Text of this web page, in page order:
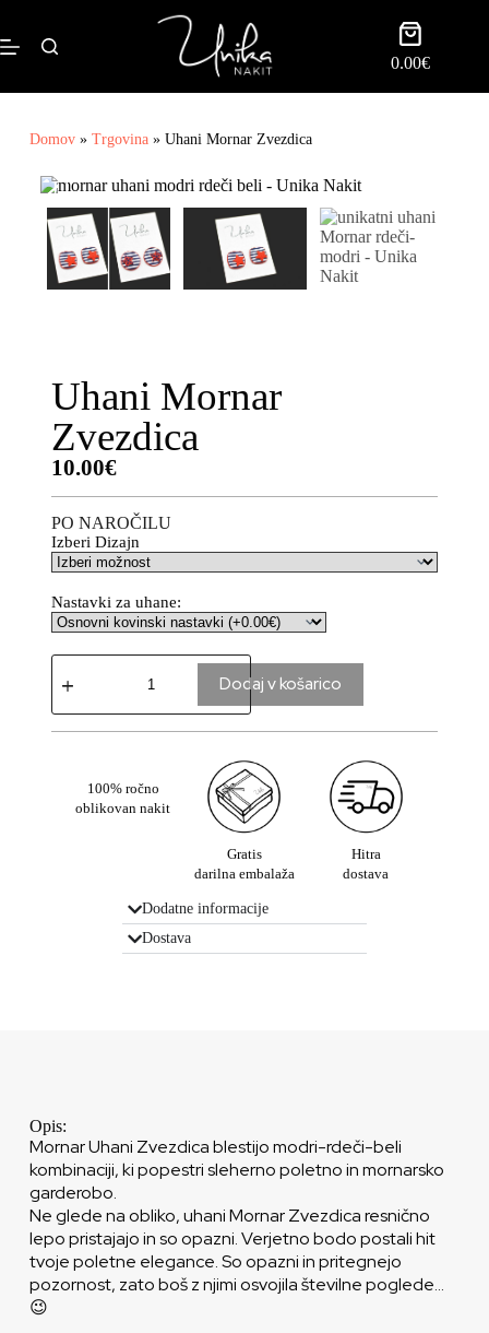
0.00€
Domov» Trgovina» Uhani Mornar Zvezdica
Uhani Mornar
Zvezdica
10.00€
PO NAROČILU
Izberi Dizajn
Nastavki za uhane:
Dodaj v košarico
100% ročno
oblikovan nakit
Gratis
darilna embalaža
Hitra
dostava
Dodatne informacije
Dostava
Opis:
Mornar Uhani Zvezdica blestijo modri-rdeči-beli
kombinaciji, ki popestri sleherno poletno in mornarsko
garderobo.
Ne glede na obliko, uhani Mornar Zvezdica resnično
lepo pristajajo in so opazni. Verjetno bodo postali hit
tvoje poletne elegance. So opazni in pritegnejo
pozornost, zato boš z njimi osvojila številne poglede…
😉